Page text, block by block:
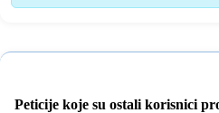
Peticije koje su ostali korisnici